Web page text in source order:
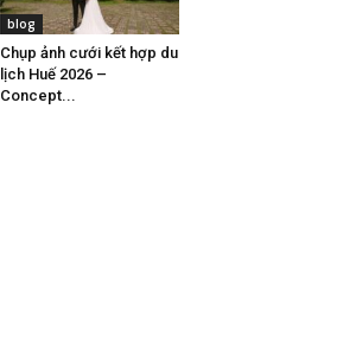
blog
Chụp ảnh cưới kết hợp du
lịch Huế 2026 –
Concept...